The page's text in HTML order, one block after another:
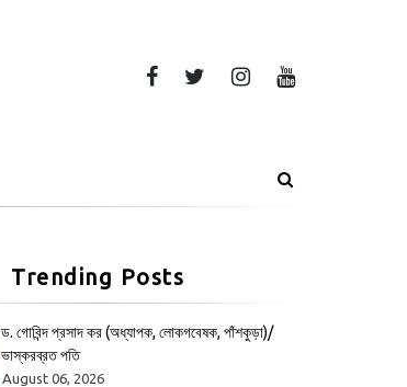
Trending Posts
ড. গোবিন্দ প্রসাদ কর (অধ্যাপক, লোকগবেষক, পাঁশকুড়া)/
ভাস্করব্রত পতি
August 06, 2026